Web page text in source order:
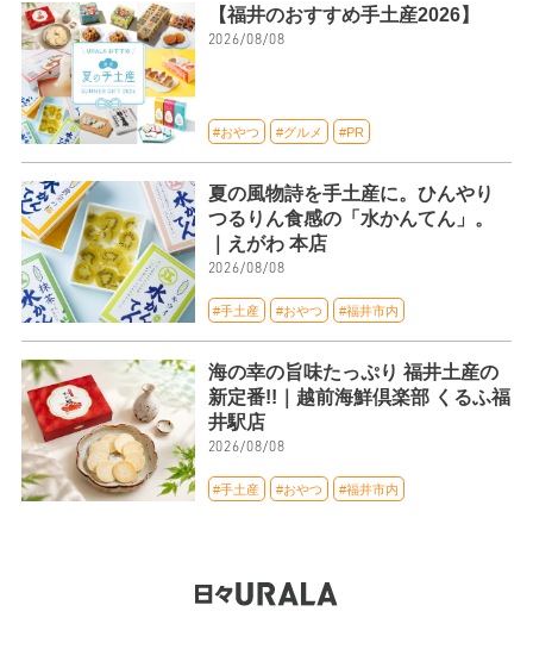
【福井のおすすめ手土産2026】
2026/08/08
#おやつ #グルメ #PR
夏の風物詩を手土産に。ひんやり
つるりん食感の「水かんてん」。
｜えがわ 本店
2026/08/08
#手土産 #おやつ #福井市内
海の幸の旨味たっぷり 福井土産の
新定番!!｜越前海鮮倶楽部 くるふ福
井駅店
2026/08/08
#手土産 #おやつ #福井市内